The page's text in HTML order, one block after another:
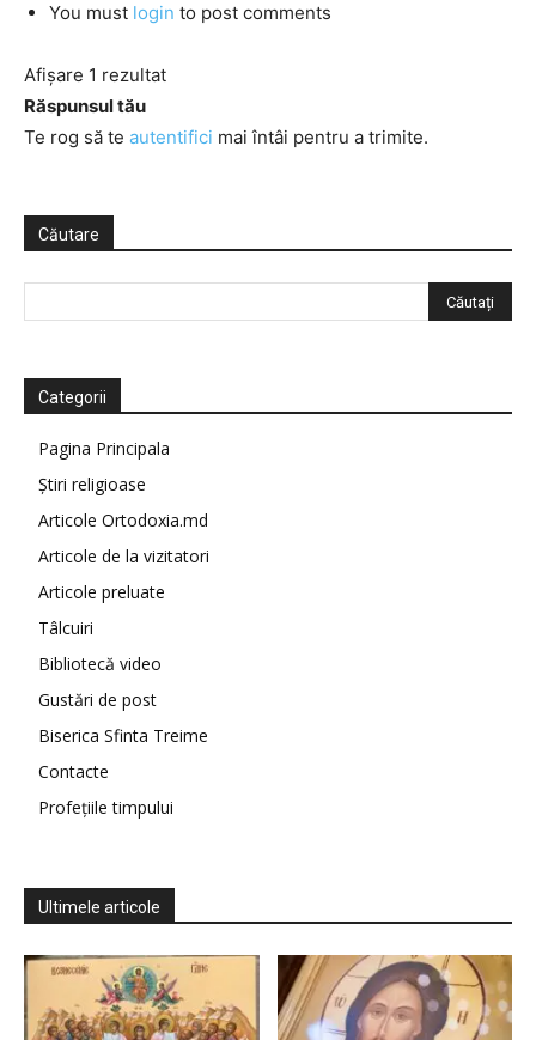
You must login to post comments
Afișare 1 rezultat
Răspunsul tău
Te rog să te autentifici mai întâi pentru a trimite.
Căutare
Categorii
Pagina Principala
Știri religioase
Articole Ortodoxia.md
Articole de la vizitatori
Articole preluate
Tâlcuiri
Bibliotecă video
Gustări de post
Biserica Sfinta Treime
Contacte
Profețiile timpului
Ultimele articole